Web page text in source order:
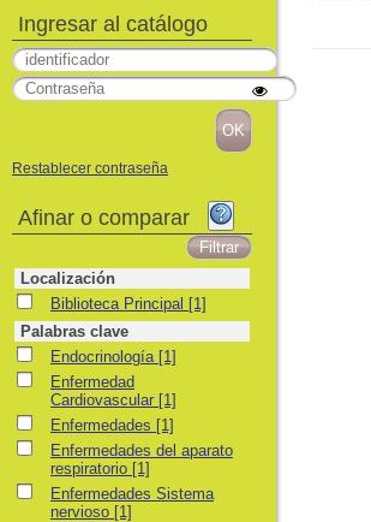
Ingresar al catálogo
Restablecer contraseña
Afinar o comparar
Localización
Biblioteca Principal
Biblioteca Principal [1]
Palabras clave
Endocrinología
Endocrinología [1]
Enfermedad Cardiovascular
Enfermedad
Cardiovascular [1]
Enfermedades
Enfermedades [1]
Enfermedades del aparato respiratorio
Enfermedades del aparato
respiratorio [1]
Enfermedades Sistema nervioso
Enfermedades Sistema
nervioso [1]